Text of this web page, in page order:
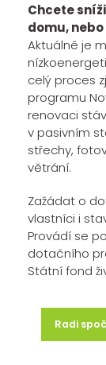
Chcete
domu,
Aktuálně je
celý proces
programu
renovaci
v pasivním
střechy,
větrání.
Zažádat o
vlastníci i
Provádí se
dotačního
Státní fond
Radi